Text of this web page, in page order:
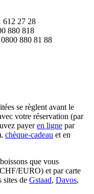
612 27 28
880 818
880 81 88
se règlent avant le
votre réservation (par
payeren ligne par
chèque-cadeau et en
que vous
EURO) et par carte
sites de Gstaad, Davos,